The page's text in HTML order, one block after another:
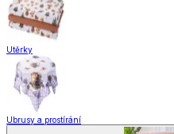
Utěrky
Ubrusy a prostírání